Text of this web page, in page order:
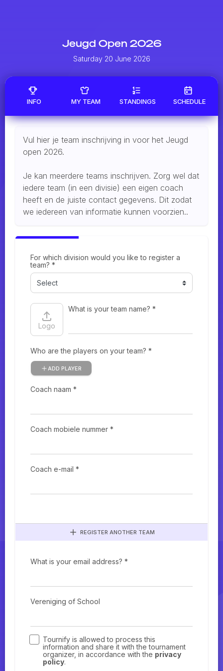
Jeugd Open 2026
Saturday 20 June 2026
INFO MY TEAM STANDINGS SCHEDULE
Vul hier je team inschrijving in voor het Jeugd
open 2026.
Je kan meerdere teams inschrijven. Zorg wel dat
iedere team (in een divisie) een eigen coach
heeft en de juiste contact gegevens. Dit zodat
we iedereen van informatie kunnen voorzien..
For which division would you like to register a
team? *
Logo
What is your team name? *
Who are the players on your team? *
ADD PLAYER
Coach naam *
Coach mobiele nummer *
Coach e-mail *
REGISTER ANOTHER TEAM
What is your email address? *
Vereniging of School
Tournify is allowed to process this
information and share it with the tournament
organizer, in accordance with the privacy
policy.